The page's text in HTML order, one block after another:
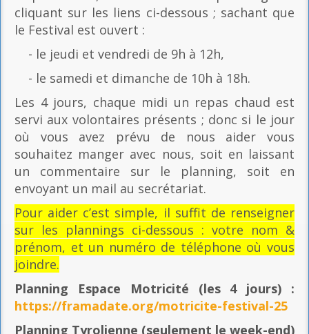
cliquant sur les liens ci-dessous ; sachant que
le Festival est ouvert :
- le jeudi et vendredi de 9h à 12h,
- le samedi et dimanche de 10h à 18h.
Les 4 jours, chaque midi un repas chaud est
servi aux volontaires présents ; donc si le jour
où vous avez prévu de nous aider vous
souhaitez manger avec nous, soit en laissant
un commentaire sur le planning, soit en
envoyant un mail au secrétariat.
Pour aider c’est simple, il suffit de renseigner
sur les plannings ci-dessous : votre nom &
prénom, et un numéro de téléphone où vous
joindre.
Planning Espace Motricité (les 4 jours) :
https://framadate.org/motricite-festival-25
Planning Tyrolienne (seulement le week-end)